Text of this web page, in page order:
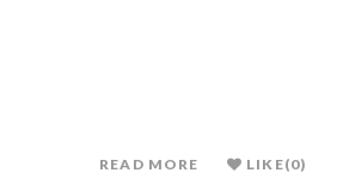
READ MORE LIKE(0)